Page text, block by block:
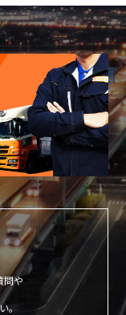
問や
。